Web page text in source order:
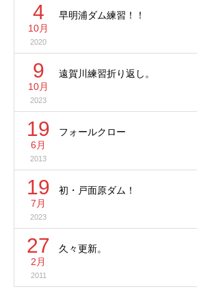
4
10月
2020
早明浦ダム練習！！
9
10月
2023
遠賀川練習折り返し。
19
6月
2013
フォールクロー
19
7月
2023
初・戸面原ダム！
27
2月
2011
久々更新。